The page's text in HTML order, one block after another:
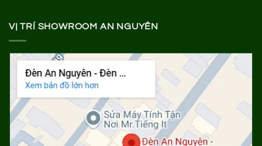
VỊ TRÍ SHOWROOM AN NGUYÊN